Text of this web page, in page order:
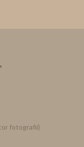
fotografii)